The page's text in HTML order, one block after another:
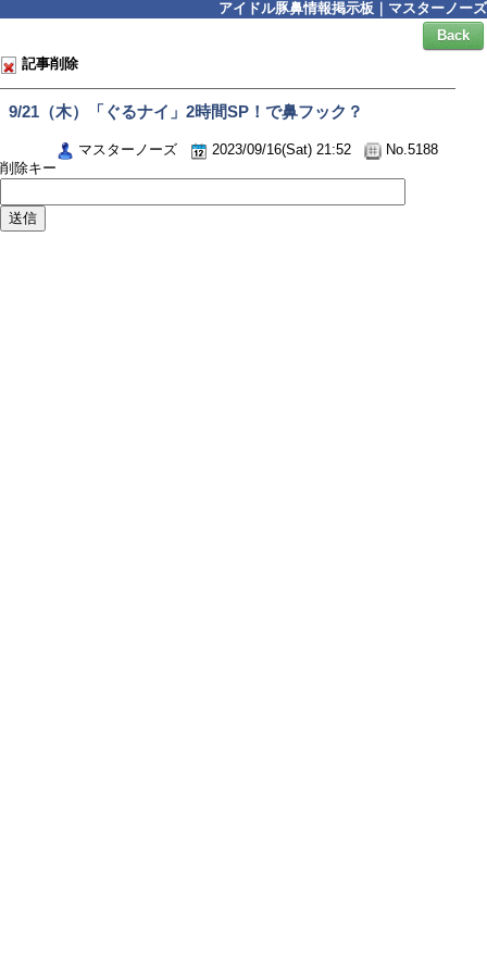
アイドル豚鼻情報掲示板｜マスターノーズ
Back
記事削除
9/21（木）「ぐるナイ」2時間SP！で鼻フック？
マスターノーズ 2023/09/16(Sat) 21:52
No.5188
削除キー